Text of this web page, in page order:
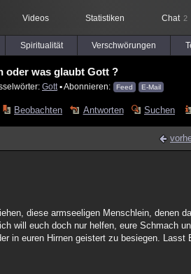
Videos Statistiken Chat 2
Spiritualität Verschwörungen
oder was glaubt Gott ?
Gott ▪ Abonnieren: Feed E-Mail
Beobachten Antworten Suchen
diese armseeligen Menschlein, denen
will euch doch nur helfen, eure Schmach
in euren Hirnen geistert zu besiegen.